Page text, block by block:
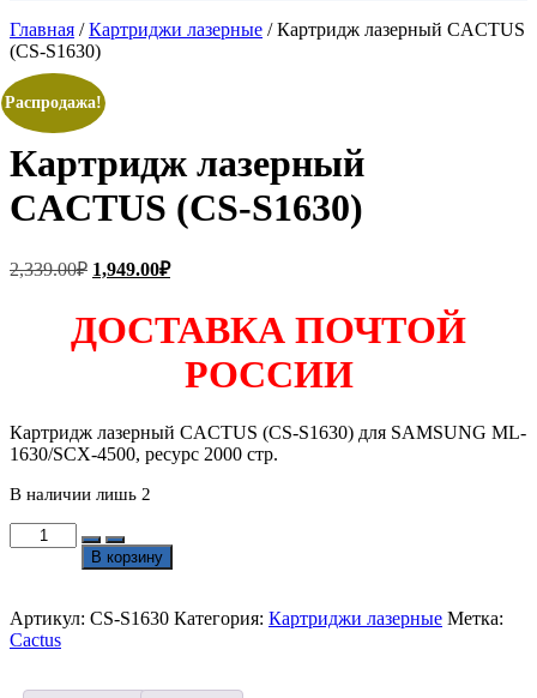
Главная /Картриджи лазерные / Картридж лазерный CACTUS
(CS-S1630)
Распродажа!
Картридж лазерный
CACTUS (CS-S1630)
2,339.00₽ Первоначальная
2,339.00₽.
1,949.00₽Текущая
ДОСТАВКА ПОЧТОЙ
РОССИИ
Картридж лазерный CACTUS (CS-S1630) для SAMSUNG ML-
1630/SCX-4500, ресурс 2000 стр.
В наличии лишь 2
Количество
товара
Картридж
CACTUS
(CS-
В корзину
Артикул: CS-S1630 Категория: Картриджи лазерные Метка:
Cactus